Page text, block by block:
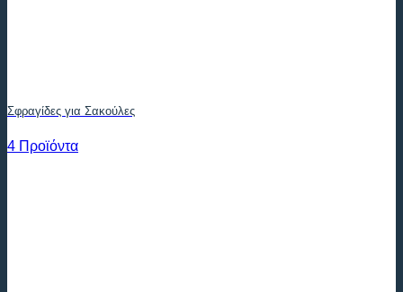
Σφραγίδες για Σακούλες
4 Προϊόντα